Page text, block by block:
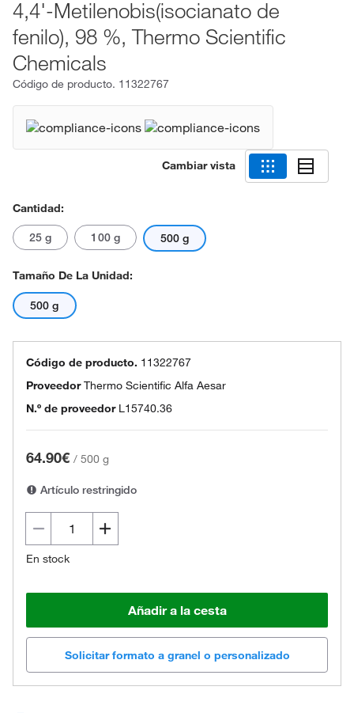
4,4'-Metilenobis(isocianato de
fenilo), 98 %, Thermo Scientific
Chemicals
Código de producto. 11322767
Cambiar vista
Cantidad:
25 g 100 g 500 g
Tamaño De La Unidad:
500 g
Código de producto. 11322767
ProveedorThermo Scientific Alfa Aesar
N.º de proveedor L15740.36
64.90€ / 500 g
Artículo restringido
En stock
Añadir a la cesta
Solicitar formato a granel o personalizado